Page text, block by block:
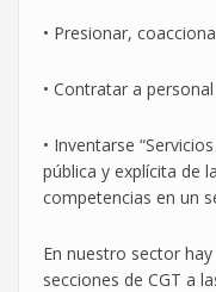
• Presionar,
• Contratar a
• Inventarse
pública y explícita de
competencias en un
En nuestro sector
secciones de CGT a